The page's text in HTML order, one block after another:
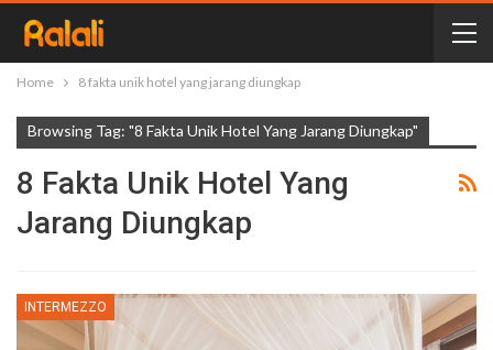
Home 8 fakta unik hotel yang jarang diungkap
Browsing Tag: "8 Fakta Unik Hotel Yang Jarang Diungkap"
8 Fakta Unik Hotel Yang
Jarang Diungkap
INTERMEZZO